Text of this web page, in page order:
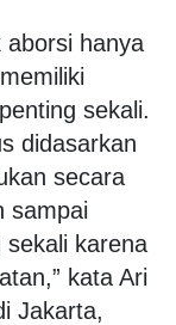
aborsi hanya
sekali.
didasarkan
secara
sampai
sekali karena
kata Ari
Jakarta,